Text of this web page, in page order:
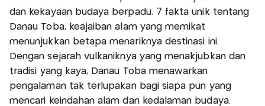
dan kekayaan budaya berpadu. 7 fakta unik tentang
Danau Toba, keajaiban alam yang memikat
menunjukkan betapa menariknya destinasi ini.
Dengan sejarah vulkaniknya yang menakjubkan dan
tradisi yang kaya, Danau Toba menawarkan
pengalaman tak terlupakan bagi siapa pun yang
mencari keindahan alam dan kedalaman budaya.